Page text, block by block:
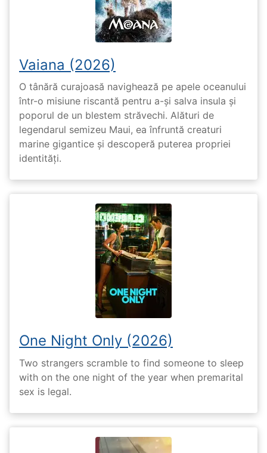
Vaiana (2026)
O tânără curajoasă navighează pe apele oceanului
într-o misiune riscantă pentru a-și salva insula și
poporul de un blestem străvechi. Alături de
legendarul semizeu Maui, ea înfruntă creaturi
marine gigantice și descoperă puterea propriei
identități.
One Night Only (2026)
Two strangers scramble to find someone to sleep
with on the one night of the year when premarital
sex is legal.